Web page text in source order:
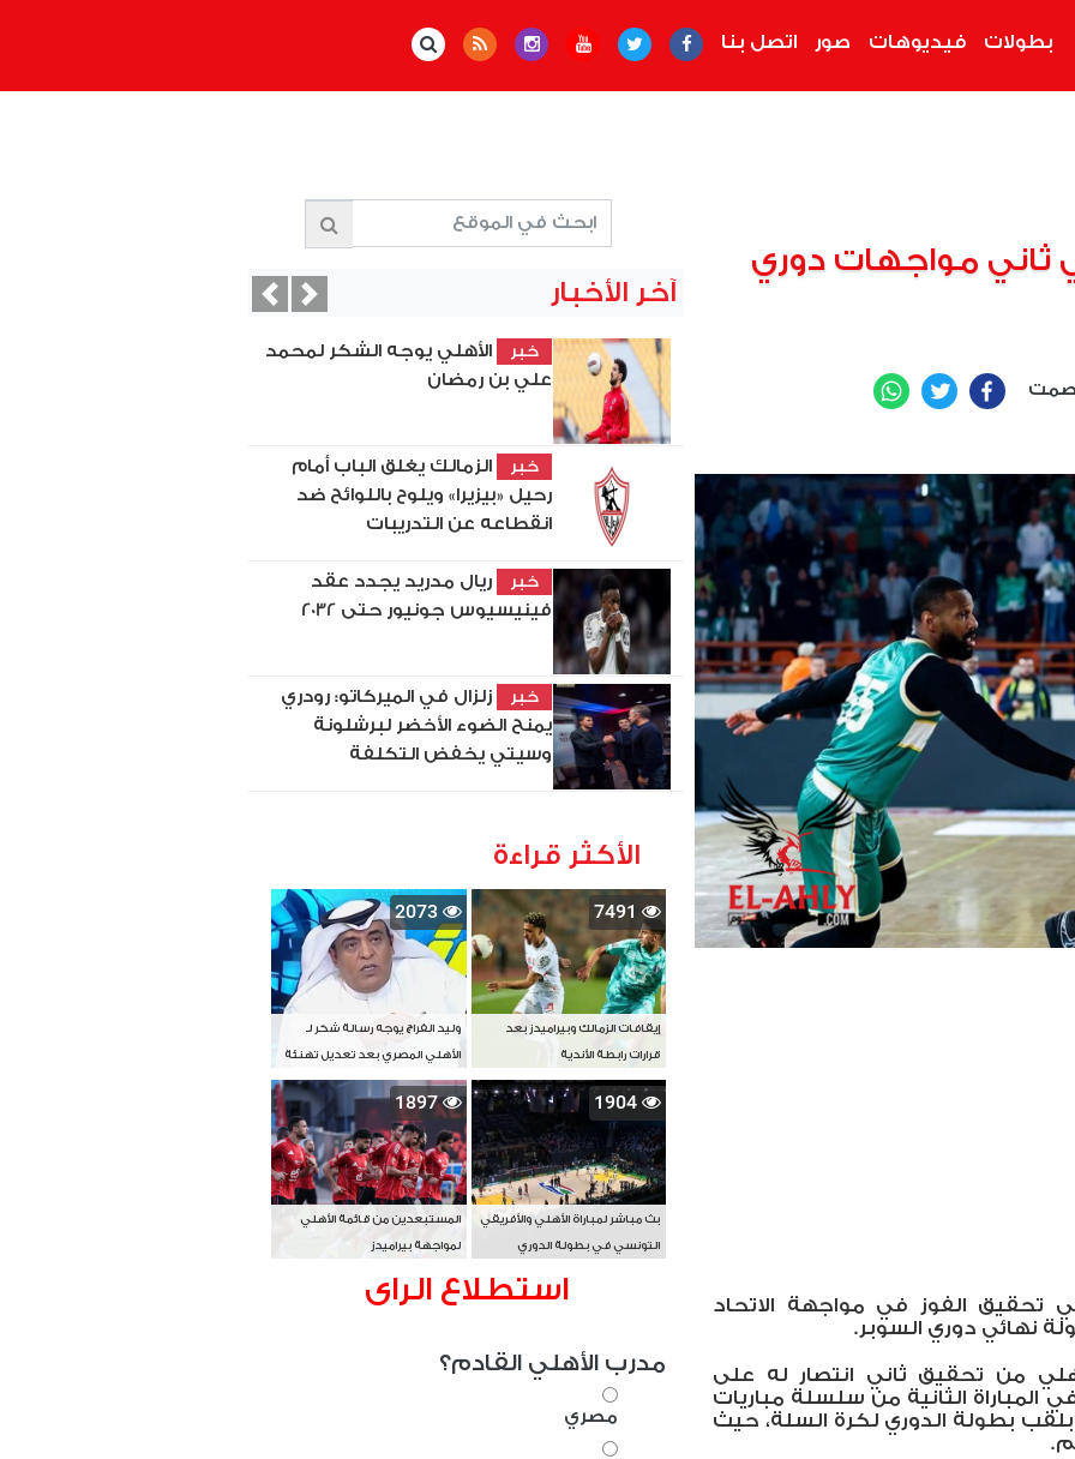
بطولات فيديوهات صور اتصل بنا
ثاني مواجهات دوري
Facebook
Twitter
تحقيق الفوز في مواجهة الاتحاد
نهائي دوري السوبر.
من تحقيق ثاني انتصار له على
المباراة الثانية من سلسلة مباريات
بطولة الدوري لكرة السلة، حيث
آخر الأخبار
خبر
الأهلي يوجه الشكر لمحمد
علي بن رمضان
خبر
الزمالك يغلق الباب أمام
رحيل «بيزيرا» ويلوح باللوائح ضد
انقطاعه عن التدريبات
خبر
ريال مدريد يجدد عقد
فينيسيوس جونيور حتى 2032
خبر
زلزال في الميركاتو: رودري
يمنح الضوء الأخضر لبرشلونة
وسيتي يخفض التكلفة
PreviousNext
الأكثر قراءة
7491
إيقافات الزمالك وبيراميدز بعد
قرارات رابطة الأندية
2073
وليد الفراج يوجه رسالة شكر لـ
الأهلي المصري بعد تعديل تهنئة
بطل آسيا
1904
بث مباشر لمباراة الأهلي والأفريقي
التونسي في بطولة الدوري
1897
المستبعدين من قائمة الأهلي
لمواجهة بيراميدز
استطلاع الراى
مدرب الأهلي القادم؟
مصري